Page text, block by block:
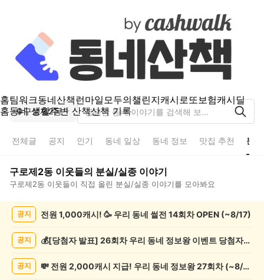
홈팀워크동네산책 런마일모두의챌린지캐시로또보험캐시딜
홈동네 생활주변 산책산책 기록
구로제2동
전체글 공지 인기 동네 일상 동네 정보 맛집 추천 분
구로제2동 이웃들의 분실/실종 이야기
구로제2동 이웃들이 직접 올린 분실/실종 이야기를 모아봐요
실/
공지 전원 1,000캐시! 🥳 우리 동네 썰전 14회차 OPEN (~8/17)
공지 💰[당첨자 발표] 26회차 우리 동네 정보왕 이벤트 당첨자를 발표합니다!
공지 💸 전원 2,000캐시 지급! 우리 동네 정보왕 27회차 (~8/10)